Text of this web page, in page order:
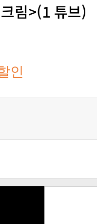
림>(1 튜브)
인